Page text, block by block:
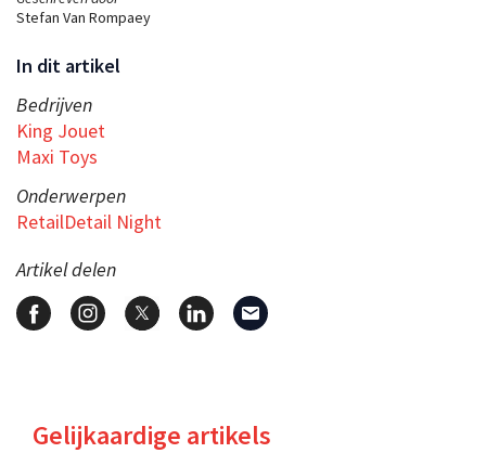
Stefan Van Rompaey
In dit artikel
Bedrijven
King Jouet
Maxi Toys
Onderwerpen
RetailDetail Night
Artikel delen
Gelijkaardige artikels